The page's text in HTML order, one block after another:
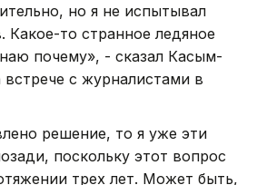
но я не испытывал
Какое-то странное ледяное
почему», - сказал Касым-
с журналистами в
решение, то я уже эти
поскольку этот вопрос
трех лет. Может быть,